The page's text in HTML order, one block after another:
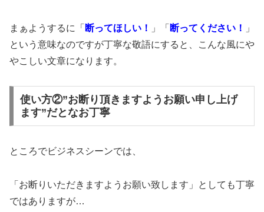
まぁようするに「 断ってほしい！ 」「 断ってください！
」
という意味なのですが丁寧な敬語にすると、こんな風にや
やこしい文章になります。
使い方②”お断り頂きますようお願い申し上げ
ます”だとなお丁寧
ところでビジネスシーンでは、
「お断りいただきますようお願い致します」としても丁寧
ではありますが…